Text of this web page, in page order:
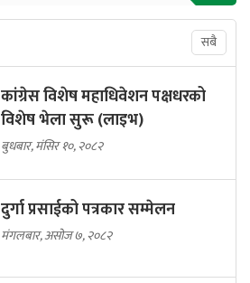
सबै
कांग्रेस विशेष महाधिवेशन पक्षधरको
विशेष भेला सुरू (लाइभ)
बुधबार, मंसिर १०, २०८२
दुर्गा प्रसाईको पत्रकार सम्मेलन
मंगलबार, असोज ७, २०८२